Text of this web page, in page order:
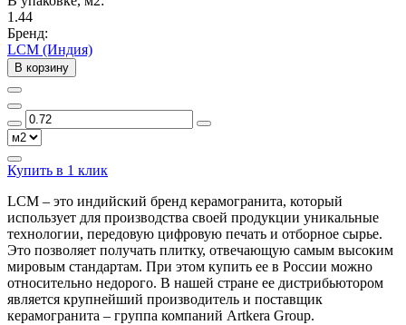
1.44
Бренд:
LCM (Индия)
В корзину
Купить в 1 клик
LCM – это индийский бренд керамогранита, который
использует для производства своей продукции уникальные
технологии, передовую цифровую печать и отборное сырье.
Это позволяет получать плитку, отвечающую самым высоким
мировым стандартам. При этом купить ее в России можно
относительно недорого. В нашей стране ее дистрибьютором
является крупнейший производитель и поставщик
керамогранита – группа компаний Artkera Group.